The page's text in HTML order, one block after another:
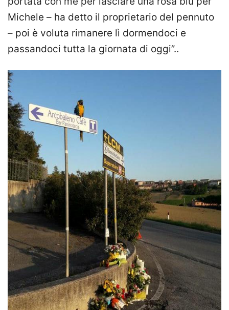
Michele – ha detto il proprietario del pennuto
– poi è voluta rimanere lì dormendoci e
passandoci tutta la giornata di oggi”..